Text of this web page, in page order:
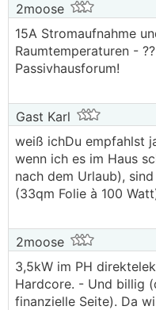
2moose
15A Stromaufnahme
Raumtemperaturen -
Passivhausforum!
Gast Karl
weiß ichDu empfahlst
wenn ich es im Haus
nach dem Urlaub),
(33qm Folie à 100
2moose
3,5kW im PH
Hardcore. - Und billig
finanzielle Seite). Da